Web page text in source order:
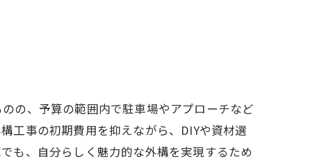
の、予算の範囲内で駐車場やアプローチなど
工事の初期費用を抑えながら、DIYや資材選
も、自分らしく魅力的な外構を実現するため